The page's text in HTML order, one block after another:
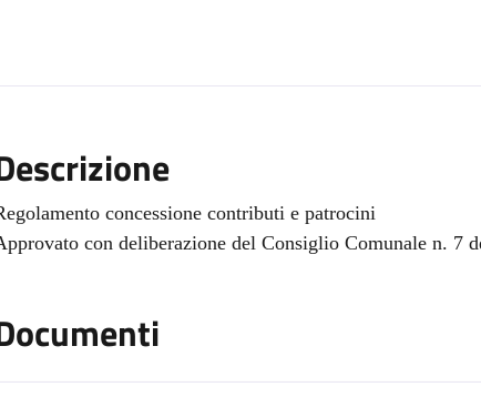
concessione contributi e patrocini
con deliberazione del Consiglio Comunale n. 7